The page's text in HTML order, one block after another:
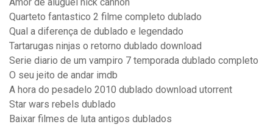
Amor de aluguel nick cannon
Quarteto fantastico 2 filme completo dublado
Qual a diferença de dublado e legendado
Tartarugas ninjas o retorno dublado download
Serie diario de um vampiro 7 temporada dublado completo
O seu jeito de andar imdb
A hora do pesadelo 2010 dublado download utorrent
Star wars rebels dublado
Baixar filmes de luta antigos dublados